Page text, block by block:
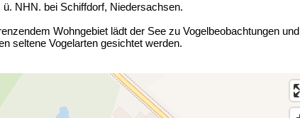
NHN. bei Schiffdorf, Niedersachsen.
Wohngebiet lädt der See zu Vogelbeobachtungen und
seltene Vogelarten gesichtet werden.